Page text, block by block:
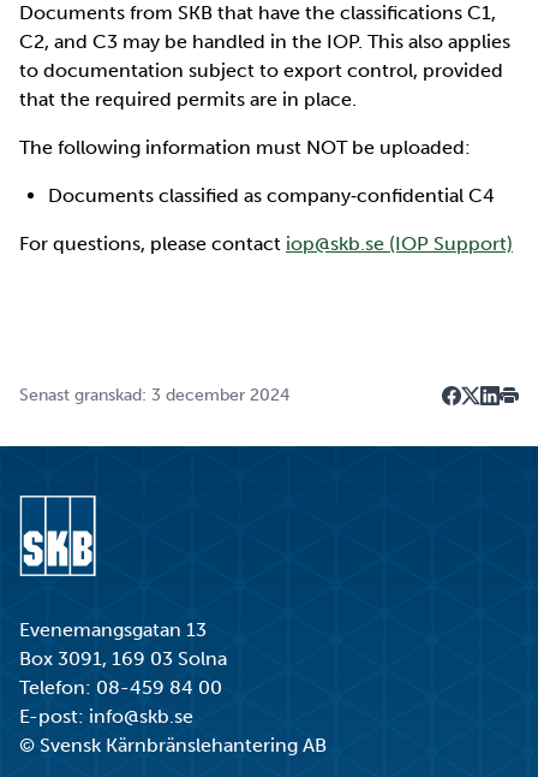
Documents from SKB that have the classifications C1,
C2, and C3 may be handled in the IOP. This also applies
to documentation subject to export control, provided
that the required permits are in place.
The following information must NOT be uploaded:
Documents classified as company‑confidential C4
For questions, please contact iop@skb.se (IOP Support)
Senast granskad: 3 december 2024
Evenemangsgatan 13
Box 3091, 169 03 Solna
Telefon: 08-459 84 00
E-post: info@skb.se
© Svensk Kärnbränslehantering AB